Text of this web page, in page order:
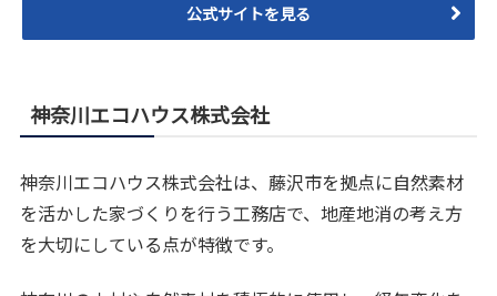
公式サイトを見る
神奈川エコハウス株式会社
神奈川エコハウス株式会社は、藤沢市を拠点に自然素材
を活かした家づくりを行う工務店で、地産地消の考え方
を大切にしている点が特徴です。